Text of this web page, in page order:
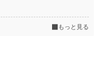
もっと見る